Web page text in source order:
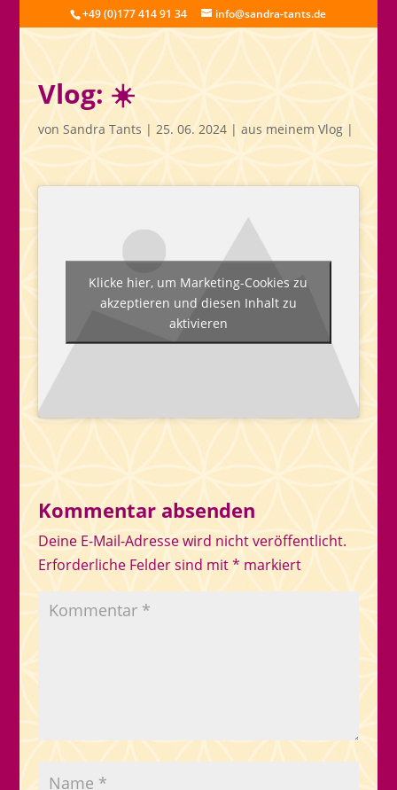
+49 (0)177 414 91 34 info@sandra-tants.de
Vlog: ☀️
von Sandra Tants | 25. 06. 2024| aus meinem Vlog|
Klicke hier, um Marketing-Cookies zu
akzeptieren und diesen Inhalt zu
aktivieren
Kommentar absenden
Deine E-Mail-Adresse wird nicht veröffentlicht.
Erforderliche Felder sind mit* markiert